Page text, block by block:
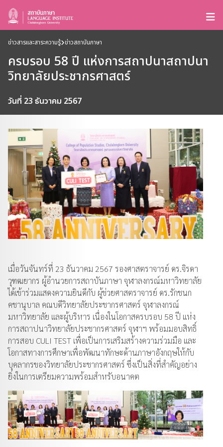
ข่าวสารและสาระความรู้ ข่าวสถาบันภาษา
ครบรอบ 58 ปี แห่งการสถาปนาสถาปนา
วิทยาลัยประชากรศาสตร์
วันที่ 23 ธันวาคม 2567
เมื่อวันจันทร์ที่ 23 ธันวาคม 2567 รองศาสตราจารย์ ดร.จิรดา
วุฑฒยากร ผู้อำนวยการสถาบันภาษา จุฬาลงกรณ์มหาวิทยาลัย
ได้เข้าร่วมแสดงความยินดีกับ ผู้ช่วยศาสตราจารย์ ดร.รักชนก
คชานุบาล คณบดีวิทยาลัยประชากรศาสตร์ จุฬาลงกรณ์
มหาวิทยาลัย และผู้บริหาร เนื่องในโอกาสครบรอบ 58 ปี แห่ง
การสถาปนาวิทยาลัยประชากรศาสตร์ จุฬาฯ พร้อมมอบสิทธิ์
การสอบ CULI TEST เพื่อเป็นการเสริมสร้างความร่วมมือ และ
โอกาสทางการศึกษาเพื่อพัฒนาทักษะด้านภาษาอังกฤษให้กับ
บุคลากรของวิทยาลัยประชากรศาสตร์ ซึ่งเป็นสิ่งที่สำคัญอย่าง
ยิ่งในการเตรียมความพร้อมสำหรับอนาคต